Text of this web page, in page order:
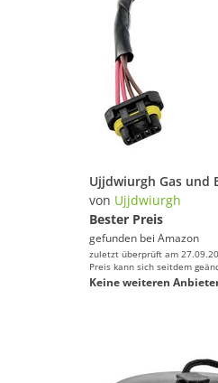
von Ujjdwiurgh
Bester Preis
gefunden bei Amazon
zuletzt überprüft am
Preis kann sich seitdem
Keine weiteren